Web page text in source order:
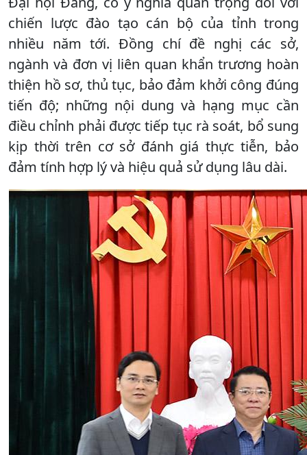
chiến lược đào tạo cán bộ của tỉnh trong
nhiều năm tới. Đồng chí đề nghị các sở,
ngành và đơn vị liên quan khẩn trương hoàn
thiện hồ sơ, thủ tục, bảo đảm khởi công đúng
tiến độ; những nội dung và hạng mục cần
điều chỉnh phải được tiếp tục rà soát, bổ sung
kịp thời trên cơ sở đánh giá thực tiễn, bảo
đảm tính hợp lý và hiệu quả sử dụng lâu dài.